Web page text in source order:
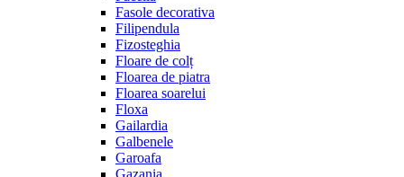
Fasole decorativa
Filipendula
Fizosteghia
Floare de colț
Floarea de piatra
Floarea soarelui
Floxa
Gailardia
Galbenele
Garoafa
Gazania